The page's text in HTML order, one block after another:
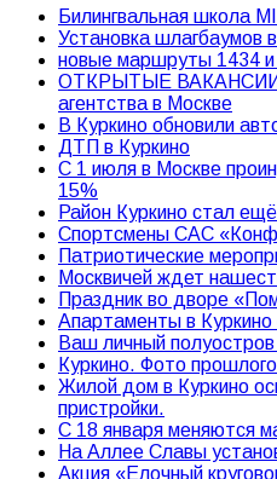
Билингвальная школа
Установка шлагбаумов
новые маршруты 1434 и
ОТКРЫТЫЕ ВАКАНСИИ
агентства в Москве
В Куркино обновили
ДТП в Куркино
С 1 июля в Москве
15%
Район Куркино стал
Спортсмены САС
Патриотические
Москвичей ждет
Праздник во дворе
Апартаменты в
Ваш личный
Куркино. Фото
Жилой дом в Куркино
пристройки.
С 18 января меняются
На Аллее Славы
Акция «Елочный